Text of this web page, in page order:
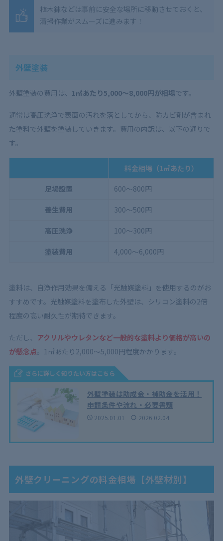
植木鉢などは事前に安全な場所に移動させておくと、
清掃作業がスムーズに進みます！
外壁塗装
外壁塗装の費用は、 1㎡あたり5,000〜8,000円が相場です。
通常は高圧洗浄で表面の汚れを落としてから、防カビ剤が含まれ
た塗料で外壁を塗装していきます。費用の内訳は、以下の通りで
す。
料金相場（1㎡あたり）
足場設置 600〜800円
養生費用 300〜500円
高圧洗浄 100〜300円
塗装費用 4,000〜6,000円
塗料は、自浄作用効果を備える「光触媒塗料」を使用するのがお
すすめです。光触媒塗料を塗布した外壁は、シリコン塗料の2倍
程度の高い耐久性が期待できます。
ただし、
アクリルやウレタンなど一般的な塗料より価格が高いの
が懸念点。1㎡あたり2,000〜5,000円程度かかります。
さらに詳しく知りたい方はこちら
外壁塗装は助成金・補助金を活用！
申請条件や流れ・必要書類
2025.01.01 2026.02.04
外壁クリーニングの料金相場【外壁材別】